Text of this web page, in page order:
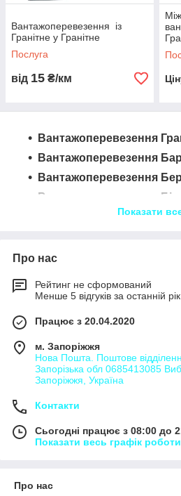
Вантажоперевезення із
Гранітне у Гранітне
Послуга
від 15 ₴/км
Вантажоперевезення
Вантажоперевезення
Вантажоперевезення
Вантажоперевезення
Вантажоперевезення
Вантажоперевезення
Вантажоперевезення
Вантажоперевезення
Вантажоперевезення
Вантажоперевезення
Вантажоперевезення
Вантажоперевезення
Показати
Про нас
Рейтинг не сформований
Менше 5 відгуків за останній рік
Працює з 20.04.2020
м. Запоріжжя
Нова Пошта. Поштове
Запорізька обл 0685413085
Запоріжжя, Україна
Контакти
Сьогодні працює з 08:00 до
Показати весь графік роботи
Про нас